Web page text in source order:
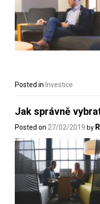
Posted in Investice
Jak správně
Posted on 27/02/2019 by